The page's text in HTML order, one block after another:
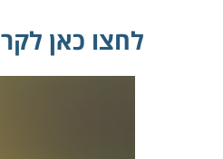
לחצו כאן